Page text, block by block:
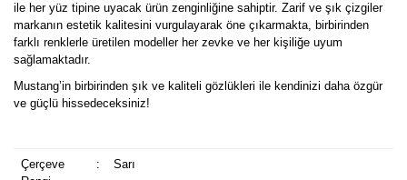
ile her yüz tipine uyacak ürün zenginliğine sahiptir. Zarif ve şık çizgiler
markanın estetik kalitesini vurgulayarak öne çıkarmakta, birbirinden
farklı renklerle üretilen modeller her zevke ve her kişiliğe uyum
sağlamaktadır.
Mustang’in birbirinden şık ve kaliteli gözlükleri ile kendinizi daha özgür
ve güçlü hissedeceksiniz!
Çerçeve
: Sarı